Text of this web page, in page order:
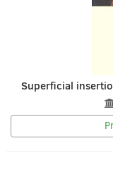
Superficial